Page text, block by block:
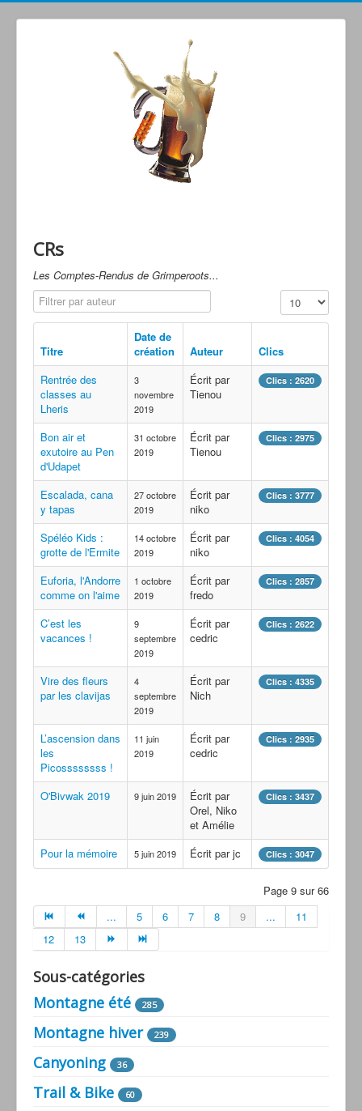
CRs
Les Comptes-Rendus de Grimperoots...
Filtrer par auteur
Affichage #
Titre
Date de
création
Auteur
Clics
Rentrée des
classes au
Lheris
3
novembre
2019
Écrit par
Tienou
Clics : 2620
Bon air et
exutoire au Pen
d'Udapet
31 octobre
2019
Écrit par
Tienou
Clics : 2975
Escalada, cana
y tapas
27 octobre
2019
Écrit par
niko
Clics : 3777
Spéléo Kids :
grotte de l'Ermite
14 octobre
2019
Écrit par
niko
Clics : 4054
Euforia, l'Andorre
comme on l'aime
1 octobre
2019
Écrit par
fredo
Clics : 2857
C’est les
vacances !
9
septembre
2019
Écrit par
cedric
Clics : 2622
Vire des fleurs
par les clavijas
4
septembre
2019
Écrit par
Nich
Clics : 4335
L’ascension dans
les
Picossssssss !
11 juin
2019
Écrit par
cedric
Clics : 2935
O'Bivwak 2019 9 juin 2019
Écrit par
Orel, Niko
et Amélie
Clics : 3437
Pour la mémoire 5 juin 2019 Écrit par jc Clics : 3047
Page 9 sur 66
...
5 6 7 8 9 ...
11
12
13
Sous-catégories
Montagne été
285
Montagne hiver 239
Canyoning 36
Trail & Bike 60